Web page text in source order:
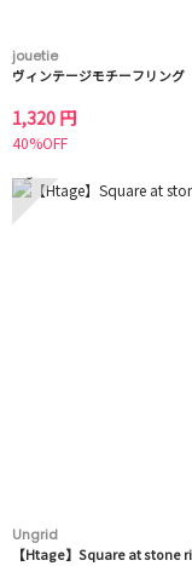
jouetie
ヴィンテージモチーフリング
1,320 円
40%OFF
9
Ungrid
【Htage】Square at stone